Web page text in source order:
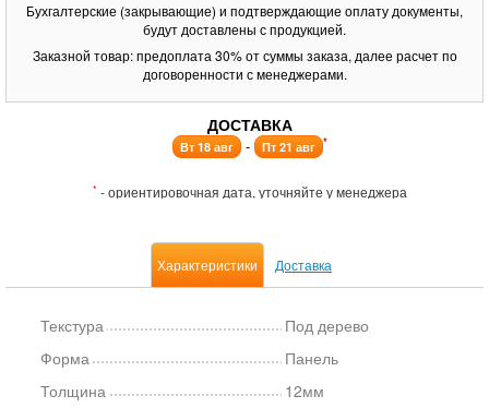
Бухгалтерские (закрывающие) и подтверждающие оплату документы,
будут доставлены с продукцией.
Заказной товар: предоплата 30% от суммы заказа, далее расчет по
договоренности с менеджерами.
ДОСТАВКА
Вт 18 авг - Пт 21 авг *
* - ориентировочная дата, уточняйте у менеджера
Характеристики Доставка
Текстура
Под дерево
Форма
Панель
Толщина
12мм